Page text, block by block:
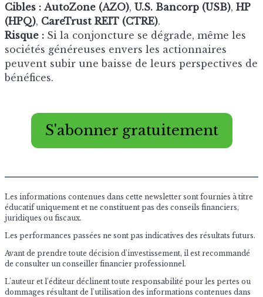
Cibles : AutoZone (AZO), U.S. Bancorp (USB), HP
(HPQ), CareTrust REIT (CTRE).
Risque : Si la conjoncture se dégrade, même les
sociétés généreuses envers les actionnaires
peuvent subir une baisse de leurs perspectives de
bénéfices.
S'abonner gratuitement
Les informations contenues dans cette newsletter sont fournies à titre
éducatif uniquement et ne constituent pas des conseils financiers,
juridiques ou fiscaux.
Les performances passées ne sont pas indicatives des résultats futurs.
Avant de prendre toute décision d'investissement, il est recommandé
de consulter un conseiller financier professionnel.
L'auteur et l'éditeur déclinent toute responsabilité pour les pertes ou
dommages résultant de l'utilisation des informations contenues dans